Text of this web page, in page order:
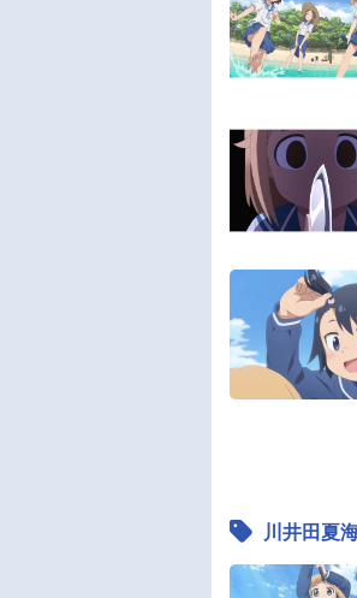
川井田夏